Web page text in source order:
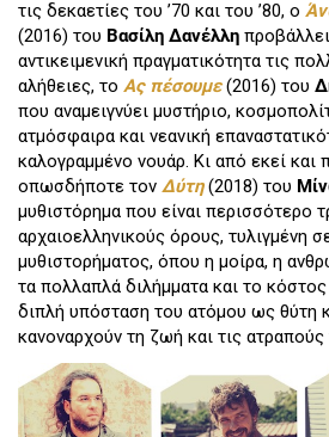
τις δεκαετίες του ’70 και του ’80, ο
(2016) του Βασίλη Δανέλλη
αντικειμενική πραγματικότητα τις
αλήθειες, το Ας πέσουμε(2016) του
που αναμειγνύει μυστήριο,
ατμόσφαιρα και νεανική
καλογραμμένο νουάρ. Κι από εκεί και
οπωσδήποτε τον Δύτη(2018) του
μυθιστόρημα που είναι περισσότερο
αρχαιοελληνικούς όρους, τυλιγμένη
μυθιστορήματος, όπου η μοίρα, η
τα πολλαπλά διλήμματα και το
διπλή υπόσταση του ατόμου ως θύτη
κανοναρχούν τη ζωή και τις ατραπούς